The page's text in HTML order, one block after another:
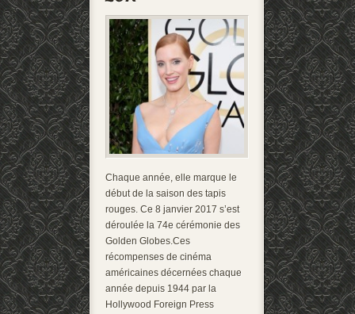
Chaque année, elle marque le
début de la saison des tapis
rouges. Ce 8 janvier 2017 s’est
déroulée la 74e cérémonie des
Golden Globes.Ces
récompenses de cinéma
américaines décernées chaque
année depuis 1944 par la
Hollywood Foreign Press